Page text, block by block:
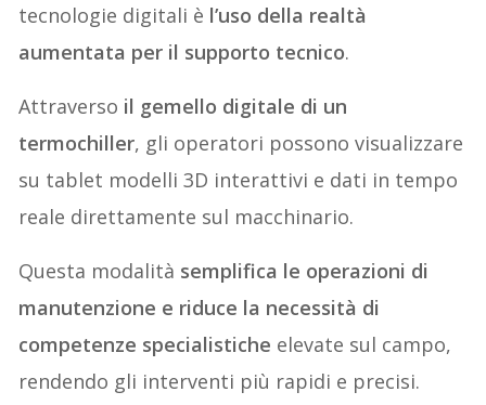
tecnologie digitali è l’uso della realtà
aumentata per il supporto tecnico.
Attraverso il gemello digitale di un
termochiller, gli operatori possono visualizzare
su tablet modelli 3D interattivi e dati in tempo
reale direttamente sul macchinario.
Questa modalità semplifica le operazioni di
manutenzione e riduce la necessità di
competenze specialistiche elevate sul campo,
rendendo gli interventi più rapidi e precisi.